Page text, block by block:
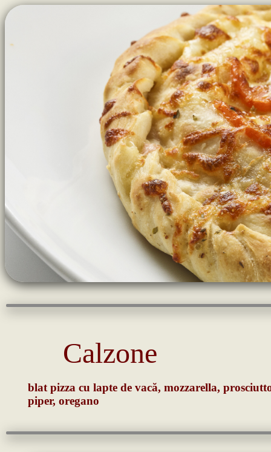
Calzone
blat pizza cu lapte de vacă, mozzarella,
piper, oregano